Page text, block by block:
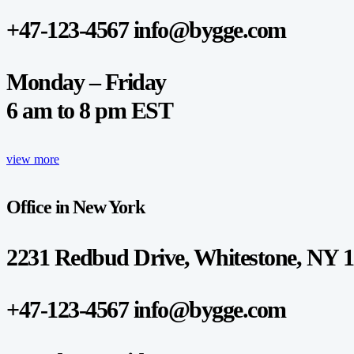
+47-123-4567 info@bygge.com
Monday – Friday
6 am to 8 pm EST
view more
Office in New York
2231 Redbud Drive, Whitestone, NY
+47-123-4567 info@bygge.com